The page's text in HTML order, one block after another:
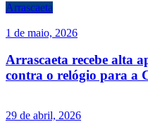
Arrascaeta
1 de maio, 2026
Arrascaeta recebe alta
contra o relógio para a
29 de abril, 2026